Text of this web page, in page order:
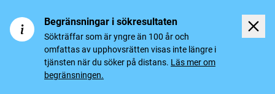
Begränsningar i sökresultaten
Sökträffar som är yngre än 100 år och
omfattas av upphovsrätten visas inte längre i
tjänsten när du söker på distans. Läs mer om
begränsningen.